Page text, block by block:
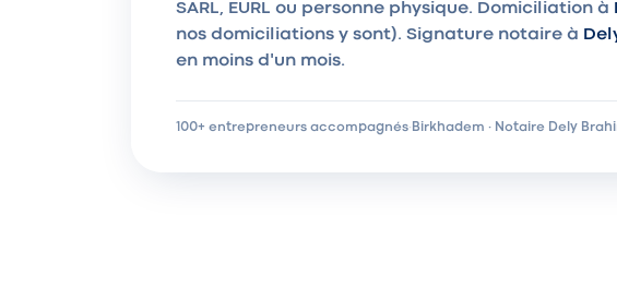
SARL, EURL ou personne physique. Domiciliation à
nos domiciliations y sont). Signature notaire à
en moins d'un mois.
100+ entrepreneurs accompagnés· Birkhadem · Notaire Dely